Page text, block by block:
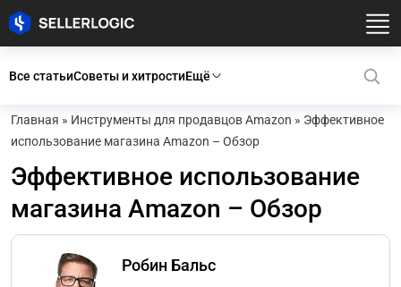
Все статьиСоветы и хитростиЕщё
Главная » Инструменты для продавцов Amazon » Эффективное
использование магазина Amazon – Обзор
Эффективное использование
магазина Amazon – Обзор
Робин Бальс